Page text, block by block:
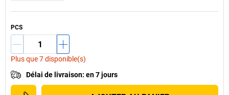
PCS
Plus que 7 disponible(s)
Délai de livraison: en 7 jours